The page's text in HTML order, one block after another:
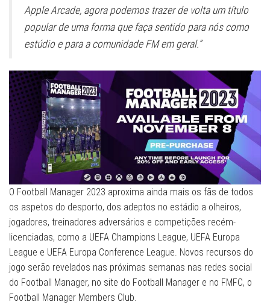
Apple Arcade, agora podemos trazer de volta um título
popular de uma forma que faça sentido para nós como
estúdio e para a comunidade FM em geral.”
O Football Manager 2023 aproxima ainda mais os fãs de todos
os aspetos do desporto, dos adeptos no estádio a olheiros,
jogadores, treinadores adversários e competições recém-
licenciadas, como a UEFA Champions League, UEFA Europa
League e UEFA Europa Conference League. Novos recursos do
jogo serão revelados nas próximas semanas nas redes social
do Football Manager, no site do Football Manager e no FMFC, o
Football Manager Members Club.